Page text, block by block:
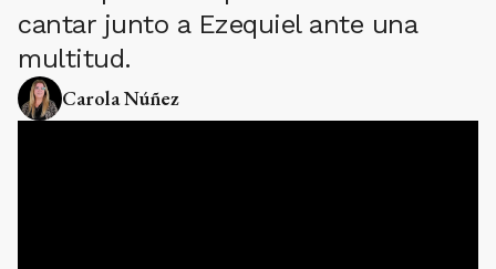
cantar junto a Ezequiel ante una
multitud.
Carola Núñez